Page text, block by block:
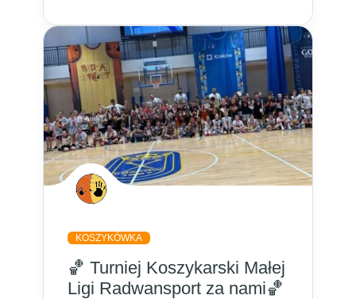
KOSZYKÓWKA
🏀 Turniej Koszykarski Małej
Ligi Radwansport za nami🏀